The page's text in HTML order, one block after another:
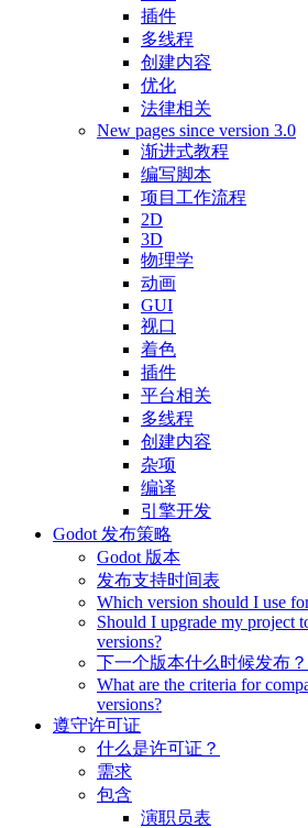
插件
多线程
创建内容
优化
法律相关
New pages since version 3.0
渐进式教程
编写脚本
项目工作流程
2D
3D
物理学
动画
GUI
视口
着色
插件
平台相关
多线程
创建内容
杂项
编译
引擎开发
Godot 发布策略
Godot 版本
发布支持时间表
Which version should I use
Should I upgrade my project
versions?
下一个版本什么时候发布？
What are the criteria for
versions?
遵守许可证
什么是许可证？
需求
包含
演职员表